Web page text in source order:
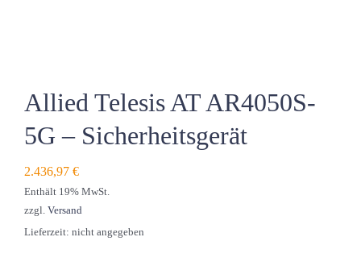
Allied Telesis AT AR4050S-
5G – Sicherheitsgerät
2.436,97 €
Enthält 19% MwSt.
zzgl. Versand
Lieferzeit: nicht angegeben